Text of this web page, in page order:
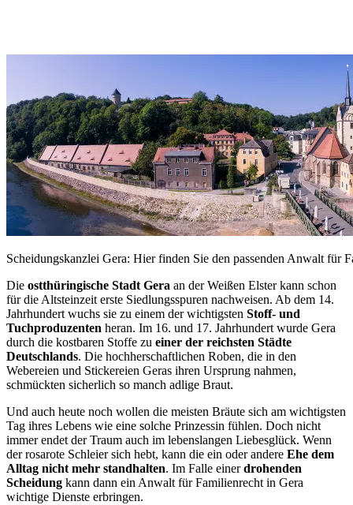
Scheidungskanzlei Gera: Hier finden Sie den passenden Anwalt für
Die ostthüringische Stadt Gera an der Weißen Elster kann schon
für die Altsteinzeit erste Siedlungsspuren nachweisen. Ab dem 14.
Jahrhundert wuchs sie zu einem der wichtigsten Stoff- und
Tuchproduzenten heran. Im 16. und 17. Jahrhundert wurde Gera
durch die kostbaren Stoffe zu einer der reichsten Städte
Deutschlands. Die hochherschaftlichen Roben, die in den
Webereien und Stickereien Geras ihren Ursprung nahmen,
schmückten sicherlich so manch adlige Braut.
Und auch heute noch wollen die meisten Bräute sich am wichtigsten
Tag ihres Lebens wie eine solche Prinzessin fühlen. Doch nicht
immer endet der Traum auch im lebenslangen Liebesglück. Wenn
der rosarote Schleier sich hebt, kann die ein oder andere Ehe dem
Alltag nicht mehr standhalten. Im Falle einerdrohenden
Scheidung kann dann ein Anwalt für Familienrecht in Gera
wichtige Dienste erbringen.